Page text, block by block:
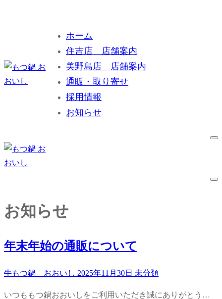
ツ
へ
ホーム
住吉店 店舗案内
美野島店 店舗案内
通販・取り寄せ
採用情報
お知らせ
お知らせ
年末年始の通販について
牛もつ鍋 おおいし 2025年11月30日 未分類
いつももつ鍋おおいしをご利用いただき誠にありがとう…